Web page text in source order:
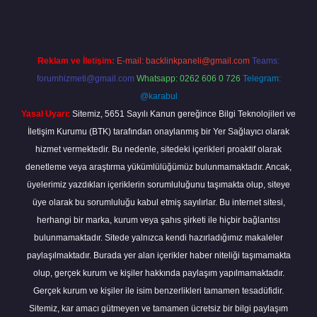
Reklam ve İletişim: E-mail: backlinkpaneli@gmail.com Teams:
forumhizmeti@gmail.com Whatsapp: 0262 606 0 726 Telegram:
@karabul
Yasal Uyarı: Sitemiz, 5651 Sayılı Kanun gereğince Bilgi Teknolojileri ve
İletişim Kurumu (BTK) tarafından onaylanmış bir Yer Sağlayıcı olarak
hizmet vermektedir. Bu nedenle, sitedeki içerikleri proaktif olarak
denetleme veya araştırma yükümlülüğümüz bulunmamaktadır. Ancak,
üyelerimiz yazdıkları içeriklerin sorumluluğunu taşımakta olup, siteye
üye olarak bu sorumluluğu kabul etmiş sayılırlar. Bu internet sitesi,
herhangi bir marka, kurum veya şahıs şirketi ile hiçbir bağlantısı
bulunmamaktadır. Sitede yalnızca kendi hazırladığımız makaleler
paylaşılmaktadır. Burada yer alan içerikler haber niteliği taşımamakta
olup, gerçek kurum ve kişiler hakkında paylaşım yapılmamaktadır.
Gerçek kurum ve kişiler ile isim benzerlikleri tamamen tesadüfidir.
Sitemiz, kar amacı gütmeyen ve tamamen ücretsiz bir bilgi paylaşım